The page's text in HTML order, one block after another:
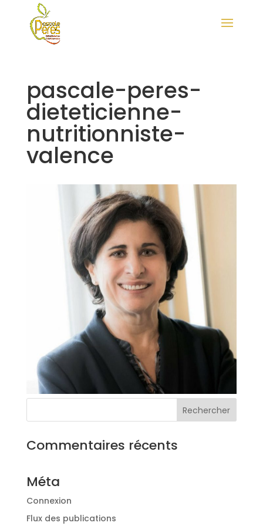
pascale-peres-
dieteticienne-
nutritionniste-
valence
Commentaires récents
Méta
Connexion
Flux des publications